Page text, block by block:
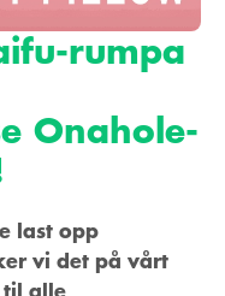
rumpa
Onahole-
last opp
vi det på vårt
til alle